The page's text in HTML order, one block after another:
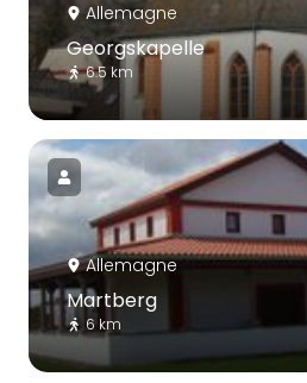
Allemagne
Georgskapelle
6.5 km
Allemagne
Martberg
6 km